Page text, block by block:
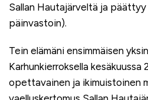
Sallan Hautajärveltä ja
päinvastoin).
Tein elämäni ensimmäisen
Karhunkierroksella kesäkuussa
opettavainen ja ikimuistoinen